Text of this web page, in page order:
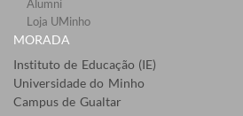
Alumni
Loja UMinho
MORADA
Instituto de Educação (IE)
Universidade do Minho
Campus de Gualtar